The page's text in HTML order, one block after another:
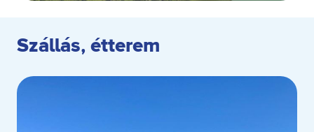
Szállás, étterem